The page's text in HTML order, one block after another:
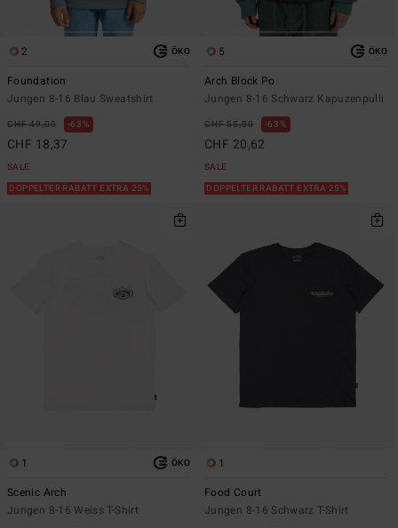
2 ÖKO
Foundation
Jungen 8-16 Blau Sweatshirt
CHF 49,00 63%
CHF 18,37
SALE
DOPPELTER RABATT EXTRA 25%
5 ÖKO
Arch Block Po
Jungen 8-16 Schwarz Kapuzenpulli
CHF 55,00 63%
CHF 20,62
SALE
DOPPELTER RABATT EXTRA 25%
1 ÖKO
Scenic Arch
Jungen 8-16 Weiss T-Shirt
1
Food Court
Jungen 8-16 Schwarz T-Shirt